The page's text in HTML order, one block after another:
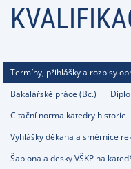
Termíny, přihlášky a rozpisy
Bakalářské práce (Bc.)
Citační norma katedry historie
Vyhlášky děkana a směrnice
Šablona a desky VŠKP na